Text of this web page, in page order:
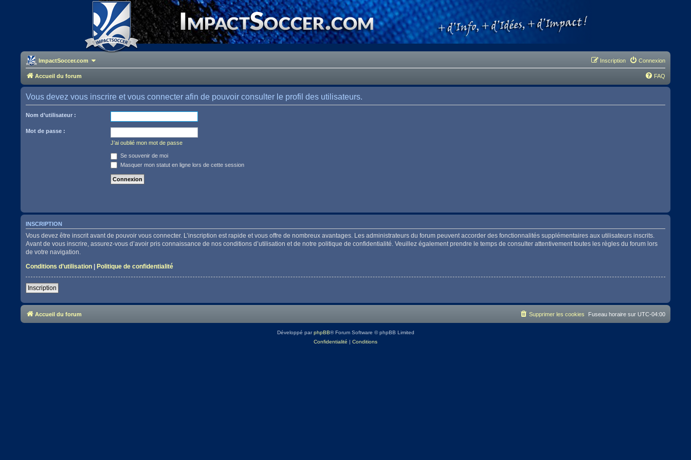
ImpactSoccer.com Connexion
Inscription
Accueil du forum FAQ
Vous devez vous inscrire et vous connecter afin de pouvoir consulter le profil des utilisateurs.
Nom d’utilisateur :
Mot de passe :
J’ai oublié mon mot de passe
Se souvenir de moi
Masquer mon statut en ligne lors de cette session
INSCRIPTION
Vous devez être inscrit avant de pouvoir vous connecter. L’inscription est rapide et vous offre de nombreux avantages. Les administrateurs du forum peuvent accorder des fonctionnalités supplémentaires aux utilisateurs inscrits.
Avant de vous inscrire, assurez-vous d’avoir pris connaissance de nos conditions d’utilisation et de notre politique de confidentialité. Veuillez également prendre le temps de consulter attentivement toutes les règles du forum lors
de votre navigation.
Conditions d’utilisation |Politique de confidentialité
Inscription
Accueil du forum Fuseau horaire sur UTC-04:00
Supprimer les cookies
Développé parphpBB® Forum Software © phpBB Limited
Confidentialité | Conditions